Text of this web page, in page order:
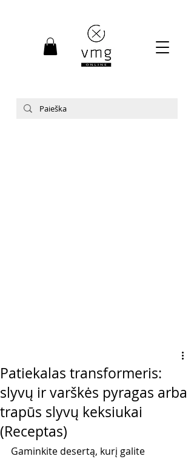
Patiekalas transformeris:
slyvų ir varškės pyragas arba
trapūs slyvų keksiukai
(Receptas)
Gaminkite desertą, kurį galite